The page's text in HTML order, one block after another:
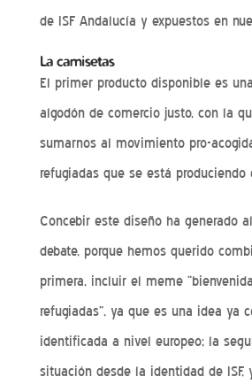
de ISF Andalucía y expuestos en
La camisetas
El primer producto disponible es
algodón de comercio justo, con la
sumarnos al movimiento pro-
refugiadas que se está produciendo
Concebir este diseño ha generado
debate, porque hemos querido
primera, incluir el meme
refugiadas”, ya que es una idea ya
identificada a nivel europeo; la
situación desde la identidad de ISF,